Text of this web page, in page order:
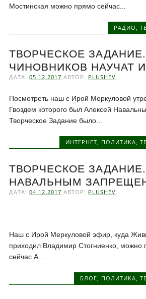
Мостинская можно прямо сейчас...
РАДИО,
ТВОРЧЕСКОЕ ЗАДАНИЕ.
ЧИНОВНИКОВ НАУЧАТ
ДАТА:05.12.2017 АВТОР: PLUSHEV
Посмотреть наш с Ирой Меркуловой
Гвоздем которого был Алексей
Творческое Задание было...
ИНТЕРНЕТ, ПОЛИТИКА,
ТВОРЧЕСКОЕ
НАВАЛЬНЫМ
ДАТА:04.12.2017 АВТОР: PLUSHEV
Наш с Ирой Меркуловой эфир, куда
приходил Владимир Стогниенко, можно
сейчас А...
БЛОГ ПОЛИТИКА